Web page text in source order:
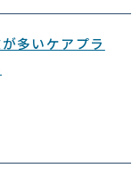
多いケアプラ